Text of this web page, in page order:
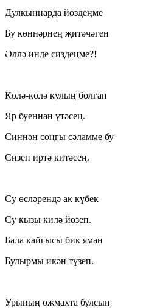
Дулкыннарда йөздеңме
Бу көннәрнең җитәчәген
Әллә инде сиздеңме?!
Көлә-көлә кулың болгап
Яр буеннан үтәсең.
Синнән соңгы сәламме бу
Сизеп иртә китәсең.
Су өсләрендә ак күбек
Су кызы килә йөзеп.
Бала кайгысы бик яман
Булырмы икән түзеп.
Урының оҗмахта булсын